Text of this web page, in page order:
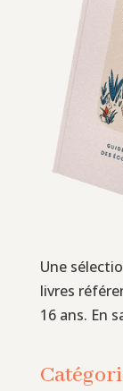
Une
livres
16 ans. En